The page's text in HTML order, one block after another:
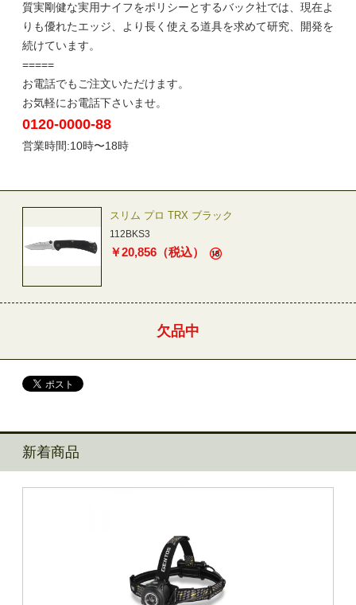
質実剛健な実用ナイフをポリシーとするバック社では、現在よ
りも優れたエッジ、より長く使える道具を求めて研究、開発を
続けています。
=====
お電話でもご注文いただけます。
お気軽にお電話下さいませ。
0120-0000-88
営業時間:10時〜18時
スリム プロ TRX ブラック
112BKS3
￥20,856 （税込）
欠品中
新着商品